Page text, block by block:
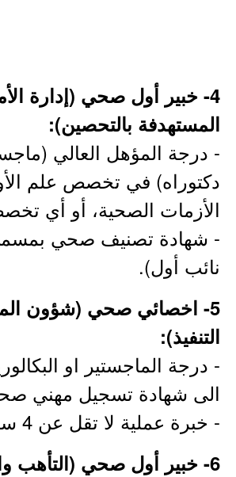
4- خبير أول صحي (إدارة
المستهدفة بالتحصين):
- درجة المؤهل العالي
دكتوراه) في تخصص علم
الأزمات الصحية، أو أي
- شهادة تصنيف صحي
نائب أول).
5- اخصائي صحي (شؤون
التنفيذ):
- درجة الماجستير او
الى شهادة تسجيل مهني
- خبرة عملية لا تقل عن 4 سنوات.
6- خبير أول صحي (التأهب